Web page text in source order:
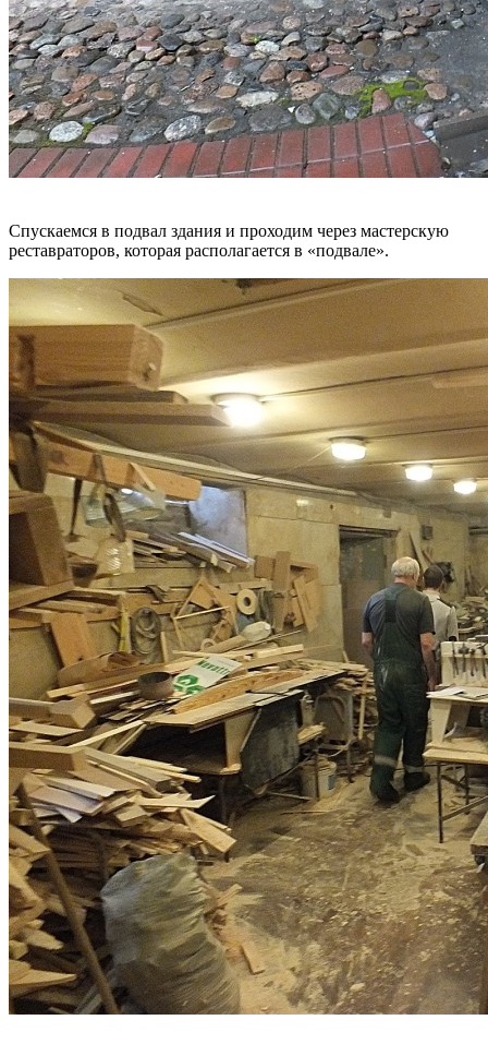
Спускаемся в подвал здания и проходим через мастерскую
реставраторов, которая располагается в «подвале».